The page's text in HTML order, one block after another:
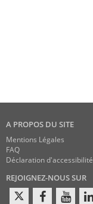
A PROPOS DU SITE
Mentions Légales
FAQ
Déclaration d'accessibilité
REJOIGNEZ-NOUS SUR